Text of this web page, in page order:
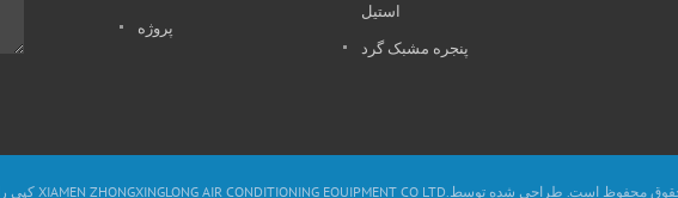
پروژه
استیل
پنجره مشبک گرد